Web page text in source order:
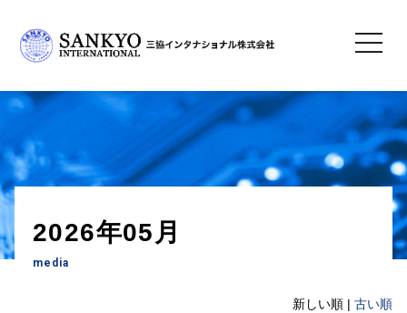
toggle
2026年05月
media
新しい順 | 古い順